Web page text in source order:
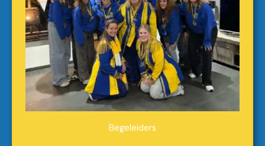
Begeleiders